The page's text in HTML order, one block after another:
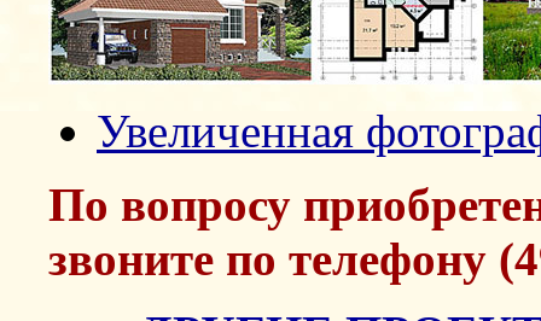
Увеличенная
По вопросу
звоните по телефону